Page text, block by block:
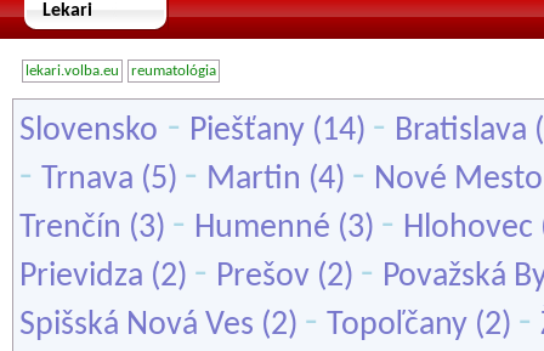
Lekari
lekari.volba.eu reumatológia
Slovensko - Piešťany (14) - Bratislava
- Trnava (5) - Martin (4) - Nové
Trenčín (3) - Humenné (3) - Hlohovec
Prievidza (2) - Prešov (2) - Považská
Spišská Nová Ves (2) - Topoľčany (2) -